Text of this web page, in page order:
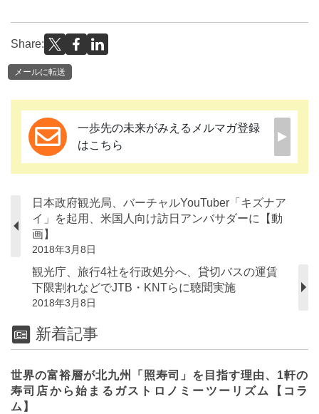
Share:
メールに転送
一歩先の未来がみえるメルマガ登録
はこちら
日本政府観光局、バーチャルYouTuber「キズナア
イ」を起用、米国人向け訪日アンバサダーに【動
画】
2018年3月8日
観光庁、旅行4社を行政処分へ、貸切バスの運賃
下限割れなどでJTB・KNTらに聴聞実施
2018年3月8日
新着記事
世界の富裕層が北九州「照寿司」を目指す理由、1軒の
寿司店から始まるガストロノミーツーリズム【コラ
ム】